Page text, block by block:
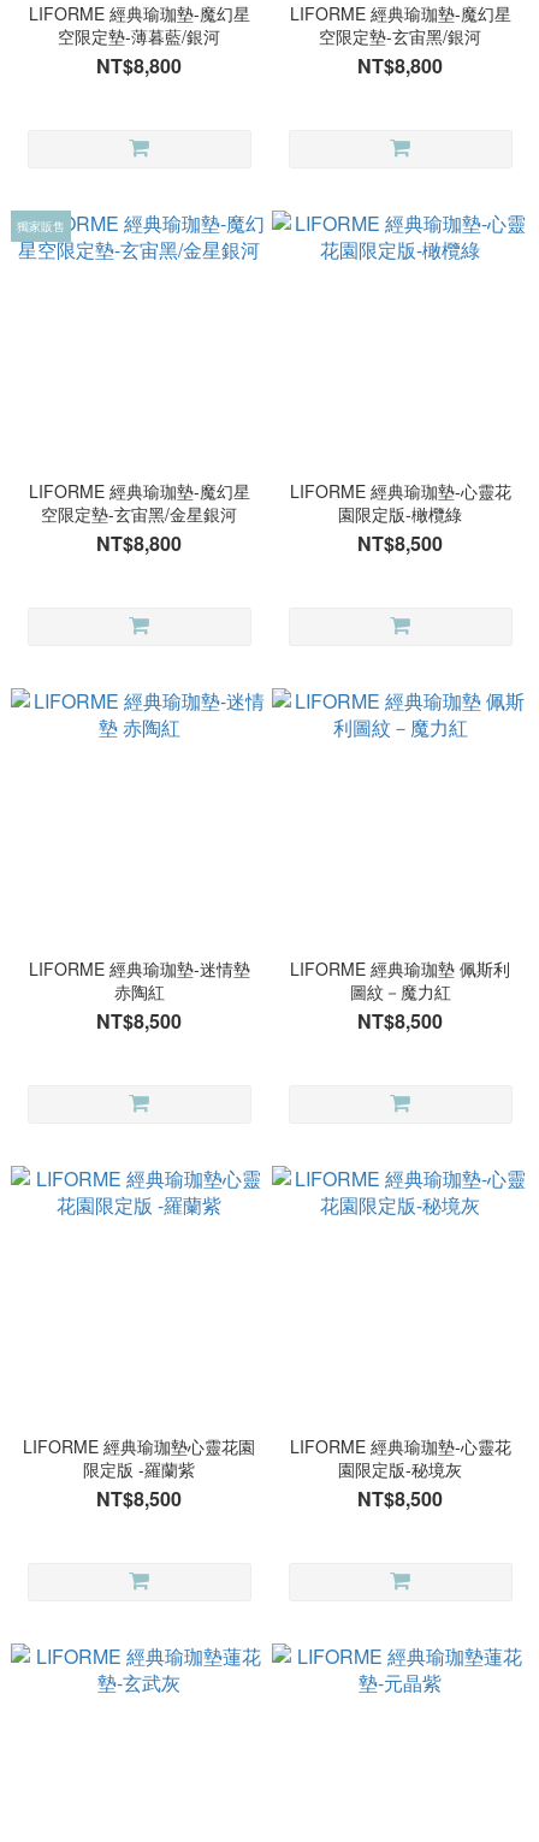
LIFORME 經典瑜珈墊-魔幻星
空限定墊-薄暮藍/銀河
NT$8,800
LIFORME 經典瑜珈墊-魔幻星
空限定墊-玄宙黑/銀河
NT$8,800
獨家販售
LIFORME 經典瑜珈墊-魔幻星
空限定墊-玄宙黑/金星銀河
NT$8,800
LIFORME 經典瑜珈墊-心靈花
園限定版-橄欖綠
NT$8,500
LIFORME 經典瑜珈墊-迷情墊
赤陶紅
NT$8,500
LIFORME 經典瑜珈墊 佩斯利
圖紋－魔力紅
NT$8,500
LIFORME 經典瑜珈墊心靈花園
限定版 -羅蘭紫
NT$8,500
LIFORME 經典瑜珈墊-心靈花
園限定版-秘境灰
NT$8,500